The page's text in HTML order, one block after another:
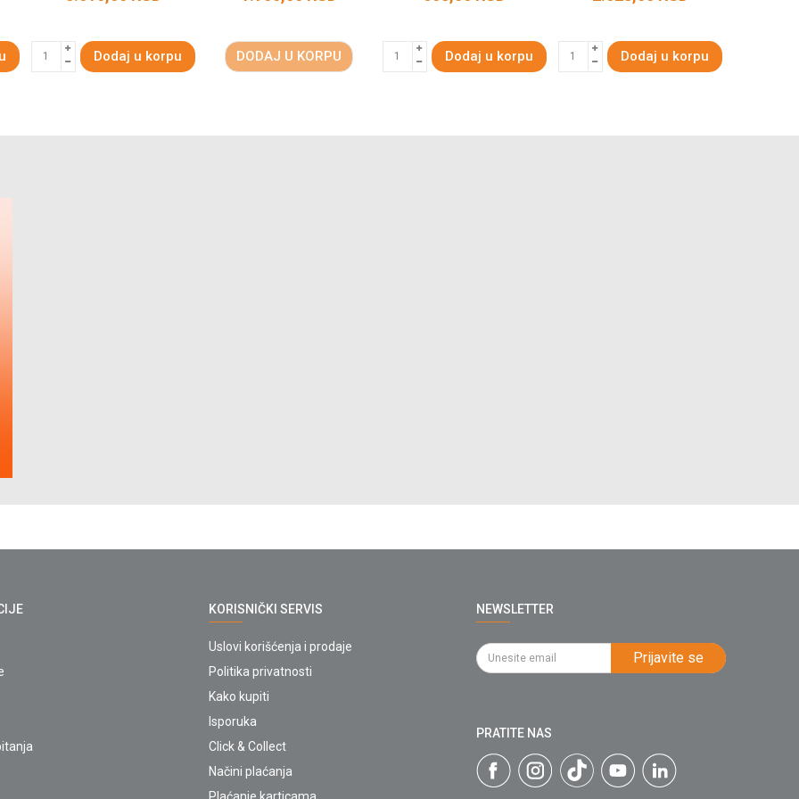
Dodaj u korpu DODAJ U KORPU Dodaj u korpu Dodaj u korpu
KORISNIČKI SERVIS
Uslovi korišćenja i prodaje
Politika privatnosti
Kako kupiti
Isporuka
Click & Collect
Načini plaćanja
NEWSLETTER
Prijavite se
PRATITE NAS